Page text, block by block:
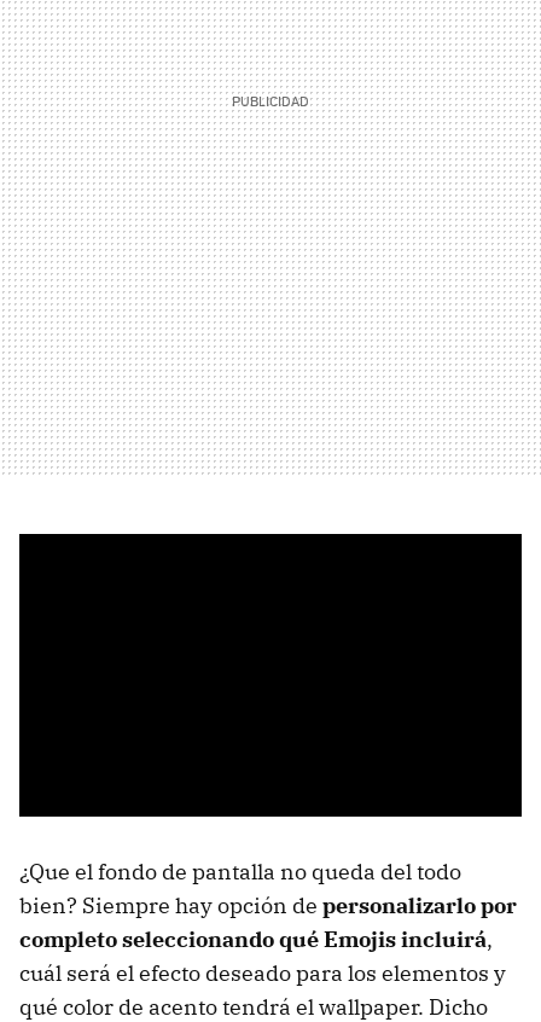
¿Que el fondo de pantalla no queda del todo
bien? Siempre hay opción de personalizarlo por
completo seleccionando qué Emojis incluirá,
cuál será el efecto deseado para los elementos y
qué color de acento tendrá el wallpaper. Dicho